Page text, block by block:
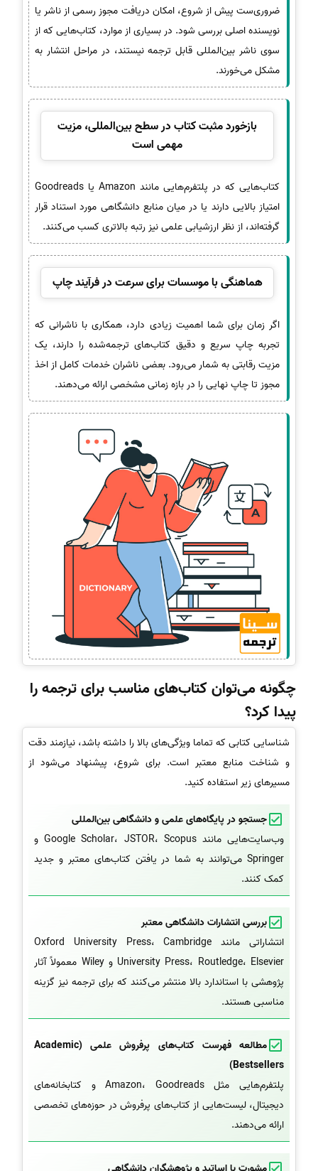
ضروری‌ست پیش از شروع، امکان دریافت مجوز رسمی از ناشر یا
نویسنده اصلی بررسی شود. در بسیاری از موارد، کتاب‌هایی که از
سوی ناشر بین‌المللی قابل ترجمه نیستند، در مراحل انتشار به
مشکل می‌خورند.
بازخورد مثبت کتاب در سطح بین‌المللی، مزیت
مهمی است
کتاب‌هایی که در پلتفرم‌هایی مانند Amazon یا Goodreads
امتیاز بالایی دارند یا در میان منابع دانشگاهی مورد استناد قرار
گرفته‌اند، از نظر ارزشیابی علمی نیز رتبه بالاتری کسب می‌کنند.
هماهنگی با موسسات برای سرعت در فرآیند چاپ
اگر زمان برای شما اهمیت زیادی دارد، همکاری با ناشرانی که
تجربه چاپ سریع و دقیق کتاب‌های ترجمه‌شده را دارند، یک
مزیت رقابتی به شمار می‌رود. بعضی ناشران خدمات کامل از اخذ
مجوز تا چاپ نهایی را در بازه زمانی مشخصی ارائه می‌دهند.
چگونه می‌توان کتاب‌های مناسب برای ترجمه را
پیدا کرد؟
شناسایی کتابی که تماما ویژگی‌های بالا را داشته باشد، نیازمند دقت
و شناخت منابع معتبر است. برای شروع، پیشنهاد می‌شود از
مسیرهای زیر استفاده کنید.
جستجو در پایگاه‌های علمی و دانشگاهی بین‌المللی
وب‌سایت‌هایی مانند Google Scholar، JSTOR، Scopus و
Springer می‌توانند به شما در یافتن کتاب‌های معتبر و جدید
کمک کنند.
بررسی انتشارات دانشگاهی معتبر
انتشاراتی مانند Oxford University Press، Cambridge
University Press، Routledge، Elsevier و Wiley معمولاً آثار
پژوهشی با استاندارد بالا منتشر می‌کنند که برای ترجمه نیز گزینه
مناسبی هستند.
مطالعه فهرست کتاب‌های پرفروش علمی (Academic
Bestsellers)
پلتفرم‌هایی مثل Amazon، Goodreads و کتابخانه‌های
دیجیتال، لیست‌هایی از کتاب‌های پرفروش در حوزه‌های تخصصی
ارائه می‌دهند.